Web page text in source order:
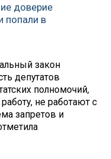
доверие
попали в
закон
депутатов
полномочий,
не работают с
запретов и